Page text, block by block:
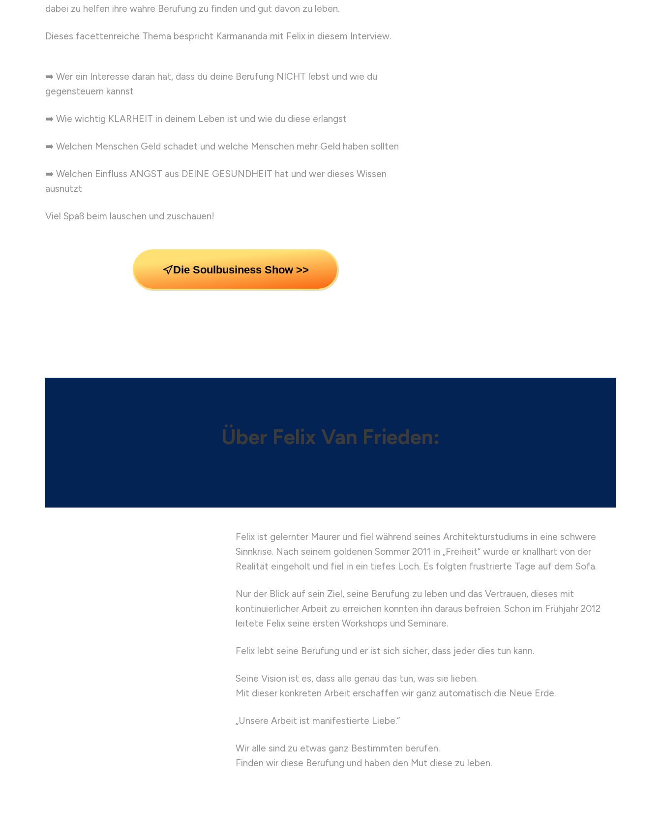
dabei zu helfen ihre wahre Berufung zu finden und gut davon zu leben.
Dieses facettenreiche Thema bespricht Karmananda mit Felix in diesem Interview.
➡️ Wer ein Interesse daran hat, dass du deine Berufung NICHT lebst und wie du
gegensteuern kannst
➡️ Wie wichtig KLARHEIT in deinem Leben ist und wie du diese erlangst
➡️ Welchen Menschen Geld schadet und welche Menschen mehr Geld haben sollten
➡️ Welchen Einfluss ANGST aus DEINE GESUNDHEIT hat und wer dieses Wissen
ausnutzt
Viel Spaß beim lauschen und zuschauen!
Die Soulbusiness Show >>
Über Felix Van Frieden:
Felix ist gelernter Maurer und fiel während seines Architekturstudiums in eine schwere
Sinnkrise. Nach seinem goldenen Sommer 2011 in „Freiheit“ wurde er knallhart von der
Realität eingeholt und fiel in ein tiefes Loch. Es folgten frustrierte Tage auf dem Sofa.
Nur der Blick auf sein Ziel, seine Berufung zu leben und das Vertrauen, dieses mit
kontinuierlicher Arbeit zu erreichen konnten ihn daraus befreien. Schon im Frühjahr 2012
leitete Felix seine ersten Workshops und Seminare.
Felix lebt seine Berufung und er ist sich sicher, dass jeder dies tun kann.
Seine Vision ist es, dass alle genau das tun, was sie lieben.
Mit dieser konkreten Arbeit erschaffen wir ganz automatisch die Neue Erde.
„Unsere Arbeit ist manifestierte Liebe.“
Wir alle sind zu etwas ganz Bestimmten berufen.
Finden wir diese Berufung und haben den Mut diese zu leben.